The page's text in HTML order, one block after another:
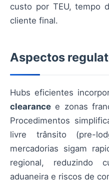
custo por TEU, tempo
cliente final.
Aspectos
Hubs eficientes
clearance e zonas
Procedimentos
livre trânsito (pre-
mercadorias sigam
regional, reduzindo
aduaneira e riscos de